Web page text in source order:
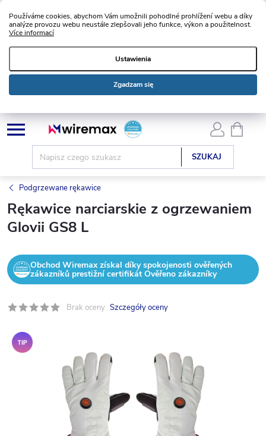
Používáme cookies, abychom Vám umožnili pohodlné prohlížení webu a díky
analýze provozu webu neustále zlepšovali jeho funkce, výkon a použitelnost.
Více informací
Ustawienia
Zgadzam się
Przejść
do
SZUKAJ
Podgrzewane rękawice
Rękawice narciarskie z ogrzewaniem
Glovii GS8 L
Obchod Wiremax získal díky spokojenosti ověřených
zákazníků prestižní certifikát Ověřeno zákazníky
Brak oceny Szczegóły oceny
Polecane